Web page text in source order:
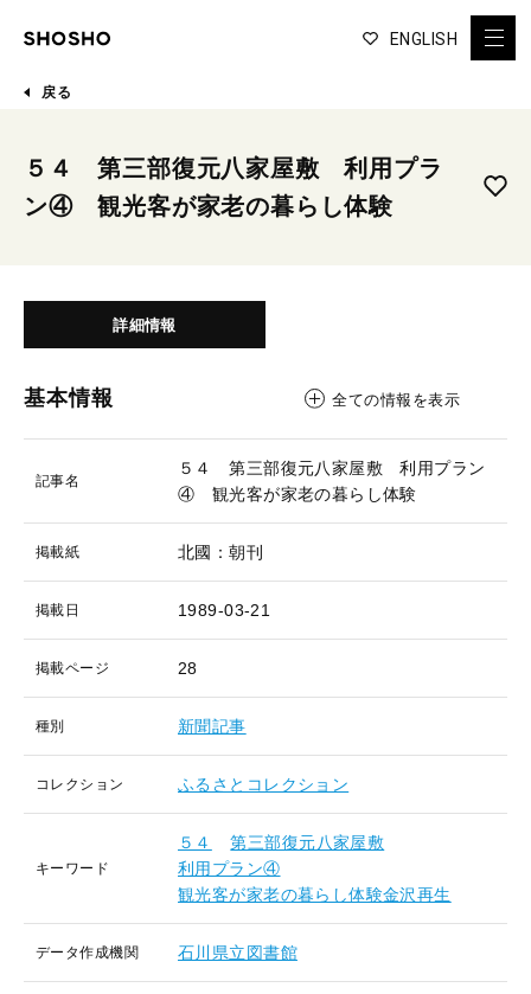
ENGLISH
戻る
５４ 第三部復元八家屋敷 利用プラ
ン④ 観光客が家老の暮らし体験
詳細情報
基本情報 全ての情報を表示
記事名
５４ 第三部復元八家屋敷 利用プラン
④ 観光客が家老の暮らし体験
掲載紙 北國：朝刊
掲載日 1989-03-21
掲載ページ 28
種別 新聞記事
コレクション ふるさとコレクション
キーワード
５４
第三部復元八家屋敷
利用プラン④
観光客が家老の暮らし体験金沢再生
データ作成機関 石川県立図書館